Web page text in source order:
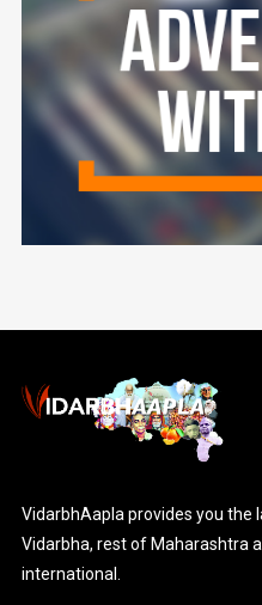
VidarbhAapla provides you the
Vidarbha, rest of Maharashtra
international.